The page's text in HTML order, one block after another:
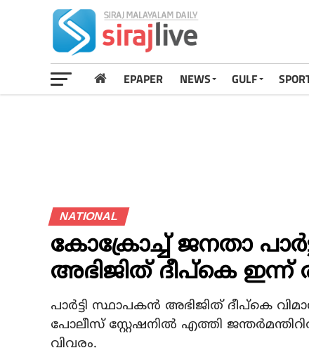
EPAPER NEWS GULF
NATIONAL
കോക്രോച്ച് ജനതാ
അഭിജിത് ദീപ്കെ
പാര്‍ട്ടി സ്ഥാപകന്‍ അഭിജിത് ദീപ്കെ
പോലീസ് സ്റ്റേഷനില്‍ എത്തി
വിവരം.